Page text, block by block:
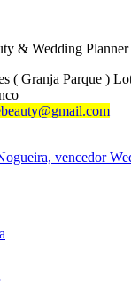
& Wedding Planner
( Granja Parque )